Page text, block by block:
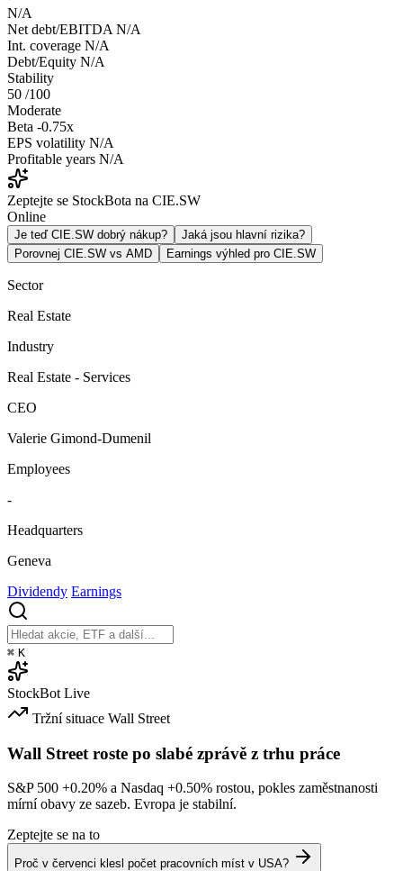
N/A
Net debt/EBITDA N/A
Int. coverage N/A
Debt/Equity N/A
Stability
50 /100
Moderate
Beta -0.75x
EPS volatility N/A
Profitable years N/A
Zeptejte se StockBota na CIE.SW
Online
Je teď CIE.SW dobrý nákup?
Jaká jsou hlavní rizika?
Porovnej CIE.SW vs AMD
Earnings výhled pro CIE.SW
Sector
Real Estate
Industry
Real Estate - Services
CEO
Valerie Gimond-Dumenil
Employees
-
Headquarters
Geneva
Dividendy Earnings
⌘ K
StockBot Live
Tržní situace Wall Street
Wall Street roste po slabé zprávě z trhu práce
S&P 500 +0.20% a Nasdaq +0.50% rostou, pokles zaměstnanosti
mírní obavy ze sazeb. Evropa je stabilní.
Zeptejte se na to
Proč v červenci klesl počet pracovních míst v USA?